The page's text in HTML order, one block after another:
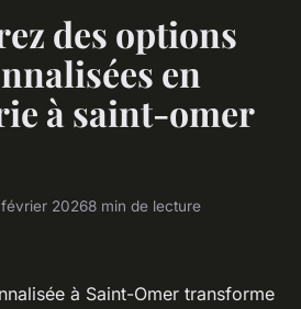
des options
en
à saint-omer
février 20268 min de lecture
à Saint-Omer transforme